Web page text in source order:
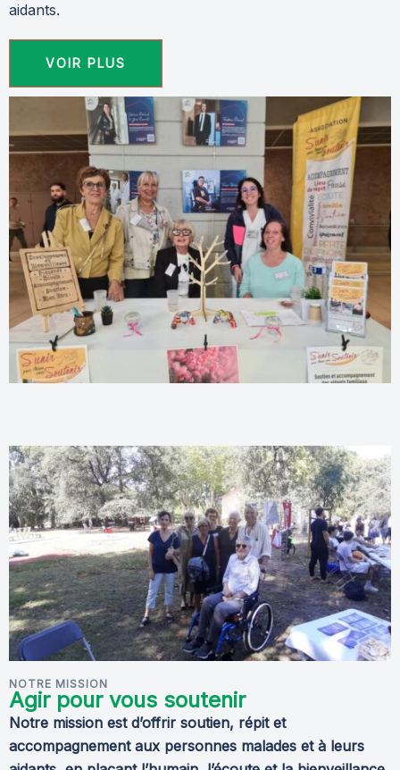
aidants.
VOIR PLUS
NOTRE MISSION
Agir pour vous soutenir
Notre mission est d’offrir soutien, répit et
accompagnement aux personnes malades et à leurs